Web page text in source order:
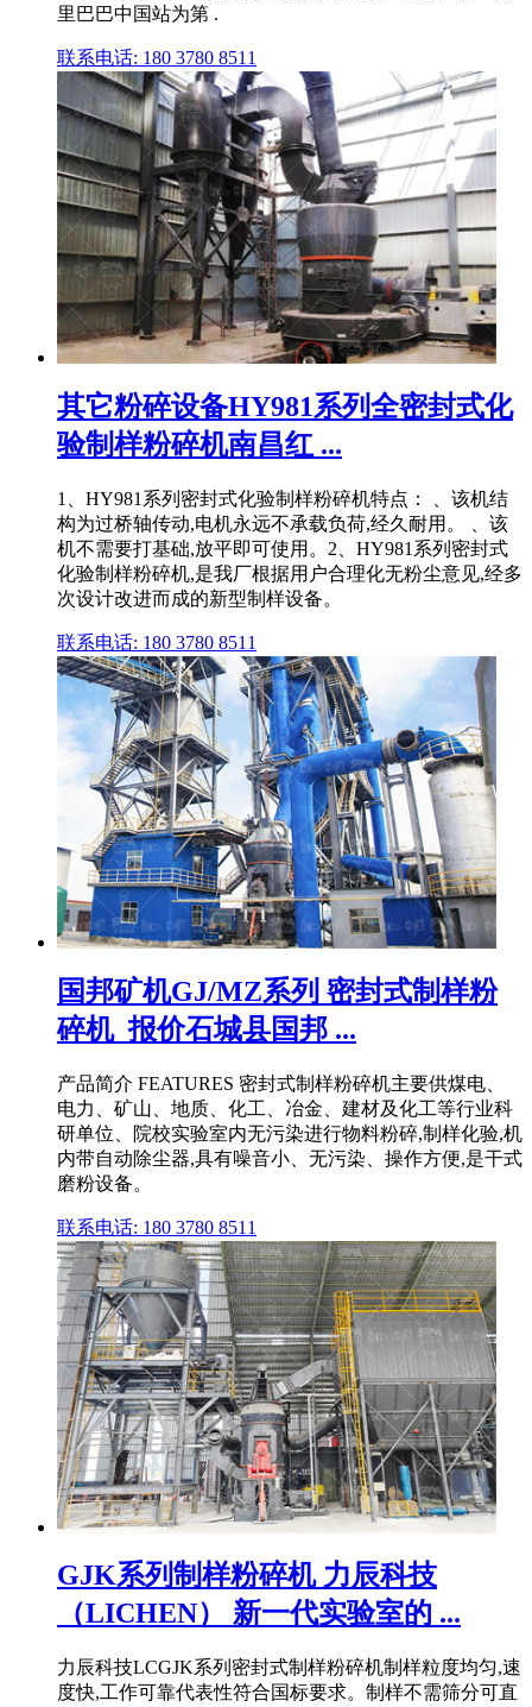
里巴巴中国站为第 .
联系电话: 180 3780 8511
其它粉碎设备HY981系列全密封式化
验制样粉碎机南昌红 ...
1、HY981系列密封式化验制样粉碎机特点： 、该机结
构为过桥轴传动,电机永远不承载负荷,经久耐用。 、该
机不需要打基础,放平即可使用。2、HY981系列密封式
化验制样粉碎机,是我厂根据用户合理化无粉尘意见,经多
次设计改进而成的新型制样设备。
联系电话: 180 3780 8511
国邦矿机GJ/MZ系列 密封式制样粉
碎机_报价石城县国邦 ...
产品简介 FEATURES 密封式制样粉碎机主要供煤电、
电力、矿山、地质、化工、冶金、建材及化工等行业科
研单位、院校实验室内无污染进行物料粉碎,制样化验,机
内带自动除尘器,具有噪音小、无污染、操作方便,是干式
磨粉设备。
联系电话: 180 3780 8511
GJK系列制样粉碎机 力辰科技
（LICHEN） 新一代实验室的 ...
力辰科技LCGJK系列密封式制样粉碎机制样粒度均匀,速
度快,工作可靠代表性符合国标要求。制样不需筛分可直